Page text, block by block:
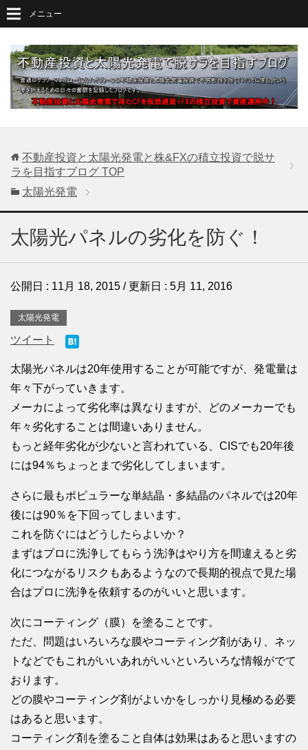
メニュー
不動産投資と太陽光発電と株&FXの積立投資で脱サ
ラを目指すブログ TOP
太陽光発電
太陽光パネルの劣化を防ぐ！
公開日 : 11月 18, 2015 / 更新日 : 5月 11, 2016
太陽光発電
ツイート
太陽光パネルは20年使用することが可能ですが、発電量は
年々下がっていきます。
メーカによって劣化率は異なりますが、どのメーカーでも
年々劣化することは間違いありません。
もっと経年劣化が少ないと言われている、CISでも20年後
には94％ちょっとまで劣化してしまいます。
さらに最もポピュラーな単結晶・多結晶のパネルでは20年
後には90％を下回ってしまいます。
これを防ぐにはどうしたらよいか？
まずはプロに洗浄してもらう洗浄はやり方を間違えると劣
化につながるリスクもあるようなので長期的視点で見た場
合はプロに洗浄を依頼するのがいいと思います。
次にコーティング（膜）を塗ることです。
ただ、問題はいろいろな膜やコーティング剤があり、ネッ
トなどでもこれがいいあれがいいといろいろな情報がでて
おります。
どの膜やコーティング剤がよいかをしっかり見極める必要
はあると思います。
コーティング剤を塗ること自体は効果はあると思いますの